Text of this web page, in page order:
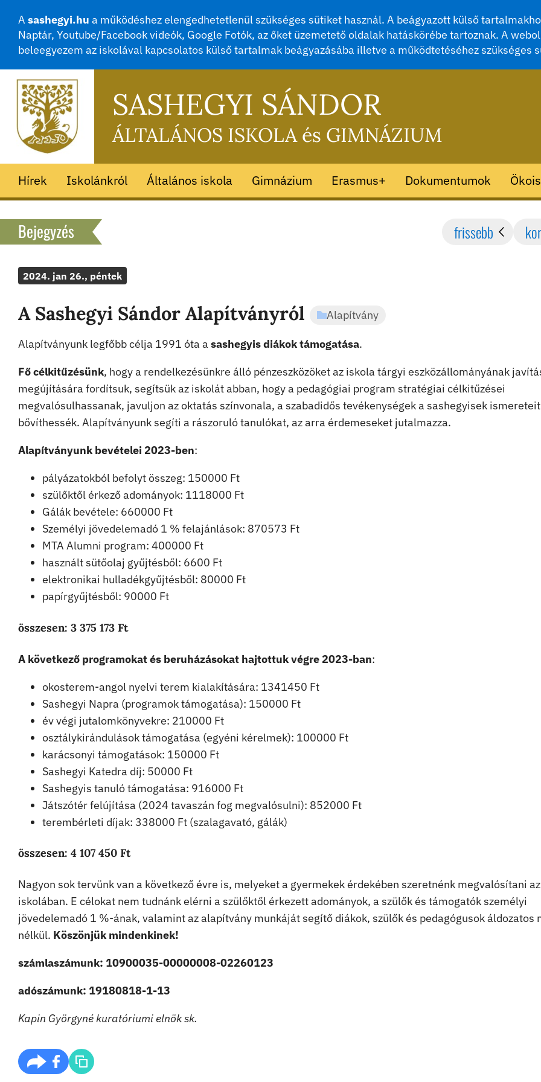
A sashegyi.hu a működéshez elengedhetetlenül szükséges sütiket használ. A beágyazott külső
Naptár, Youtube/Facebook videók, Google Fotók, az őket üzemetető oldalak hatáskörébe tartoznak. A
beleegyezem az iskolával kapcsolatos külső tartalmak beágyazásába illetve a működtetéséhez szükséges
SASHEGYI SÁNDOR
ÁLTALÁNOS ISKOLA és GIMNÁZIUM
Hírek Iskolánkról Általános iskola Gimnázium Erasmus+ Dokumentumok
Bejegyzés frissebb
2024. jan 26., péntek
A Sashegyi Sándor Alapítványról Alapítvány
Alapítványunk legfőbb célja 1991 óta a sashegyis diákok támogatása.
Fő célkitűzésünk, hogy a rendelkezésünkre álló pénzeszközöket az iskola tárgyi eszközállományának
megújítására fordítsuk, segítsük az iskolát abban, hogy a pedagógiai program stratégiai célkitűzései
megvalósulhassanak, javuljon az oktatás színvonala, a szabadidős tevékenységek a sashegyisek ismereteit
bővíthessék. Alapítványunk segíti a rászoruló tanulókat, az arra érdemeseket jutalmazza.
Alapítványunk bevételei 2023-ben:
pályázatokból befolyt összeg: 150000 Ft
szülőktől érkező adományok: 1118000 Ft
Gálák bevétele: 660000 Ft
Személyi jövedelemadó 1 % felajánlások: 870573 Ft
MTA Alumni program: 400000 Ft
használt sütőolaj gyűjtésből: 6600 Ft
elektronikai hulladékgyűjtésből: 80000 Ft
papírgyűjtésből: 90000 Ft
összesen: 3 375 173 Ft
A következő programokat és beruházásokat hajtottuk végre 2023-ban:
okosterem-angol nyelvi terem kialakítására: 1341450 Ft
Sashegyi Napra (programok támogatása): 150000 Ft
év végi jutalomkönyvekre: 210000 Ft
osztálykirándulások támogatása (egyéni kérelmek): 100000 Ft
karácsonyi támogatások: 150000 Ft
Sashegyi Katedra díj: 50000 Ft
Sashegyis tanuló támogatása: 916000 Ft
Játszótér felújítása (2024 tavaszán fog megvalósulni): 852000 Ft
terembérleti díjak: 338000 Ft (szalagavató, gálák)
összesen: 4 107 450 Ft
Nagyon sok tervünk van a következő évre is, melyeket a gyermekek érdekében szeretnénk megvalósítani az
iskolában. E célokat nem tudnánk elérni a szülőktől érkezett adományok, a szülők és támogatók személyi
jövedelemadó 1 %-ának, valamint az alapítvány munkáját segítő diákok, szülők és pedagógusok áldozatos
nélkül. Köszönjük mindenkinek!
számlaszámunk: 10900035-00000008-02260123
adószámunk: 19180818-1-13
Kapin Györgyné kuratóriumi elnök sk.